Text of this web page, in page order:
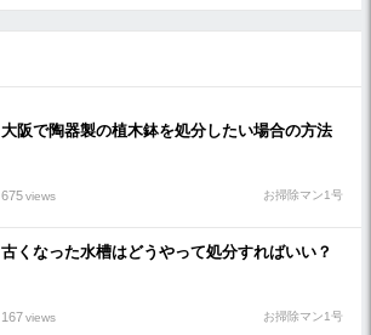
大阪で陶器製の植木鉢を処分したい場合の方法
675views お掃除マン1号
古くなった水槽はどうやって処分すればいい？
167views お掃除マン1号